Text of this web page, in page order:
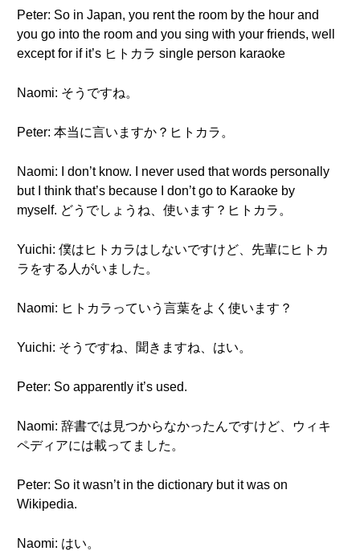
Peter: So in Japan, you rent the room by the hour and
you go into the room and you sing with your friends, well
except for if it’s ヒトカラ single person karaoke
Naomi: そうですね。
Peter: 本当に言いますか？ヒトカラ。
Naomi: I don’t know. I never used that words personally
but I think that’s because I don’t go to Karaoke by
myself. どうでしょうね、使います？ヒトカラ。
Yuichi: 僕はヒトカラはしないですけど、先輩にヒトカ
ラをする人がいました。
Naomi: ヒトカラっていう言葉をよく使います？
Yuichi: そうですね、聞きますね、はい。
Peter: So apparently it’s used.
Naomi: 辞書では見つからなかったんですけど、ウィキ
ペディアには載ってました。
Peter: So it wasn’t in the dictionary but it was on
Wikipedia.
Naomi: はい。